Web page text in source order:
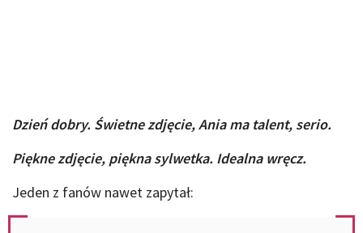
Dzień dobry. Świetne zdjęcie, Ania ma talent, serio.
Piękne zdjęcie, piękna sylwetka. Idealna wręcz.
Jeden z fanów nawet zapytał: